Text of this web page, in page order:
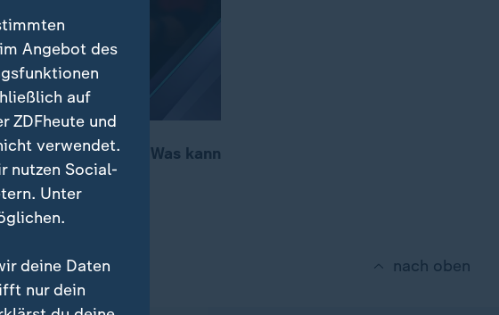
Angst aus. Was kann
illner".
nach oben
Angebot des
auf
ZDFheute und
verwendet.
nutzen Social-
Unter
deine Daten
nur dein